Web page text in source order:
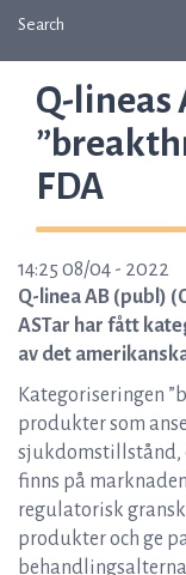
Search
Q-lineas
FDA
14:25 08/04 - 2022
Q-linea AB (publ)
ASTar har fått
av det
Kategoriseringen
produkter som
sjukdomstillstånd,
finns på
regulatorisk
produkter och ge